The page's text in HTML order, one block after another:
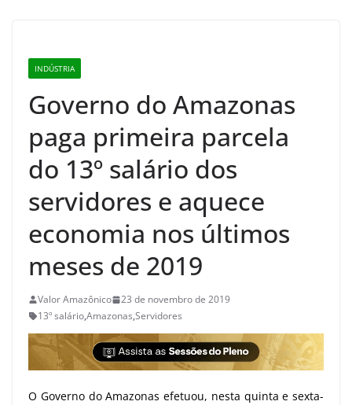
INDÚSTRIA
Governo do Amazonas
paga primeira parcela
do 13º salário dos
servidores e aquece
economia nos últimos
meses de 2019
Valor Amazônico
23 de novembro de 2019
13º salário,Amazonas,Servidores
O Governo do Amazonas efetuou, nesta quinta e sexta-